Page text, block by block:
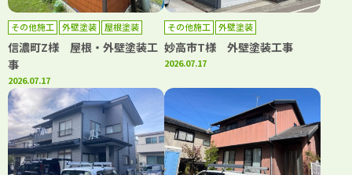
その他施工 外壁塗装 屋根塗装
信濃町Z様 屋根・外壁塗装工
事
2026.07.17
その他施工 外壁塗装
妙高市T様 外壁塗装工事
2026.07.17